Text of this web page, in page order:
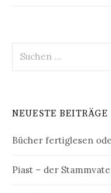
nach:
NEUESTE BEITRÄGE
Bücher fertiglesen
Piast – der